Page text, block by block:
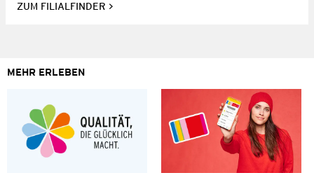
ZUM FILIALFINDER
MEHR ERLEBEN